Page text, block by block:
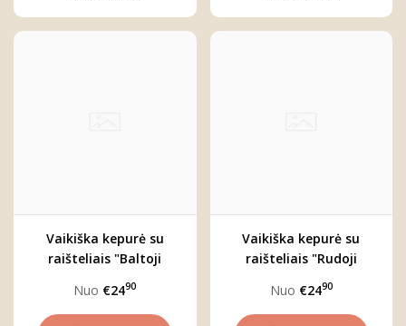
Vaikiška kepurė su
raišteliais "Baltoji
Nuo €2490
Vaikiška kepurė su
raišteliais "Rudoji
Nuo €2490